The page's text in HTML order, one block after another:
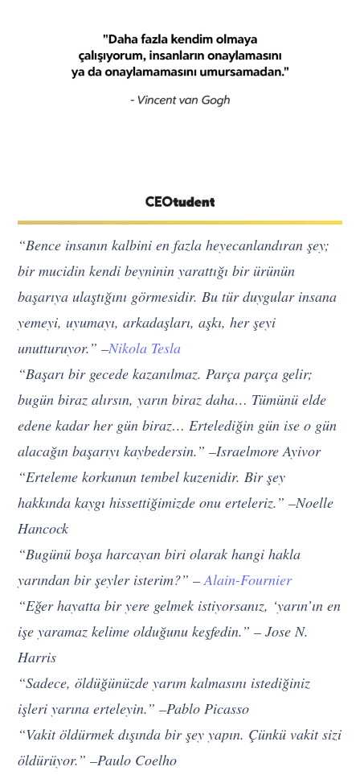
“Bence insanın kalbini en fazla heyecanlandıran şey;
bir mucidin kendi beyninin yarattığı bir ürünün
başarıya ulaştığını görmesidir. Bu tür duygular insana
yemeyi, uyumayı, arkadaşları, aşkı, her şeyi
unutturuyor.” –Nikola Tesla
“Başarı bir gecede kazanılmaz. Parça parça gelir;
bugün biraz alırsın, yarın biraz daha… Tümünü elde
edene kadar her gün biraz… Ertelediğin gün ise o gün
alacağın başarıyı kaybedersin.” –Israelmore Ayivor
“Erteleme korkunun tembel kuzenidir. Bir şey
hakkında kaygı hissettiğimizde onu erteleriz.” –Noelle
Hancock
“Bugünü boşa harcayan biri olarak hangi hakla
yarından bir şeyler isterim?” –Alain-Fournier
“Eğer hayatta bir yere gelmek istiyorsanız, ‘yarın’ın en
işe yaramaz kelime olduğunu keşfedin.” – Jose N.
Harris
“Sadece, öldüğünüzde yarım kalmasını istediğiniz
işleri yarına erteleyin.” –Pablo Picasso
“Vakit öldürmek dışında bir şey yapın. Çünkü vakit sizi
öldürüyor.” –Paulo Coelho